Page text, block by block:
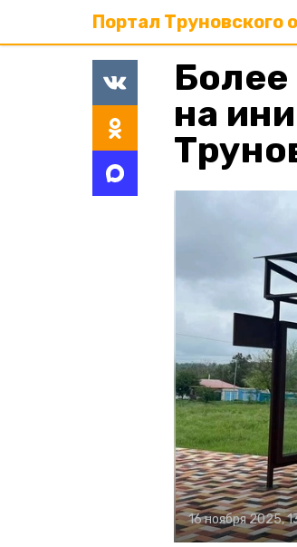
Портал Труновского
на
16 ноября 2025,